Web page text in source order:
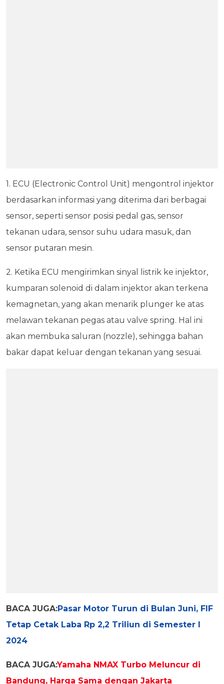
1. ECU (Electronic Control Unit) mengontrol injektor
berdasarkan informasi yang diterima dari berbagai
sensor, seperti sensor posisi pedal gas, sensor
tekanan udara, sensor suhu udara masuk, dan
sensor putaran mesin.
2. Ketika ECU mengirimkan sinyal listrik ke injektor,
kumparan solenoid di dalam injektor akan terkena
kemagnetan, yang akan menarik plunger ke atas
melawan tekanan pegas atau valve spring. Hal ini
akan membuka saluran (nozzle), sehingga bahan
bakar dapat keluar dengan tekanan yang sesuai.
BACA JUGA:Pasar Motor Turun di Bulan Juni, FIF
Tetap Cetak Laba Rp 2,2 Triliun di Semester I
2024
BACA JUGA:Yamaha NMAX Turbo Meluncur di
Bandung, Harga Sama dengan Jakarta